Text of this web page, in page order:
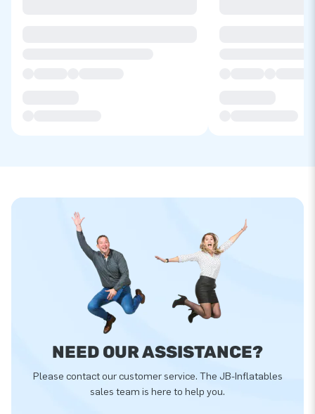
NEED OUR ASSISTANCE?
Please contact our customer service. The JB-Inflatables
sales team is here to help you.